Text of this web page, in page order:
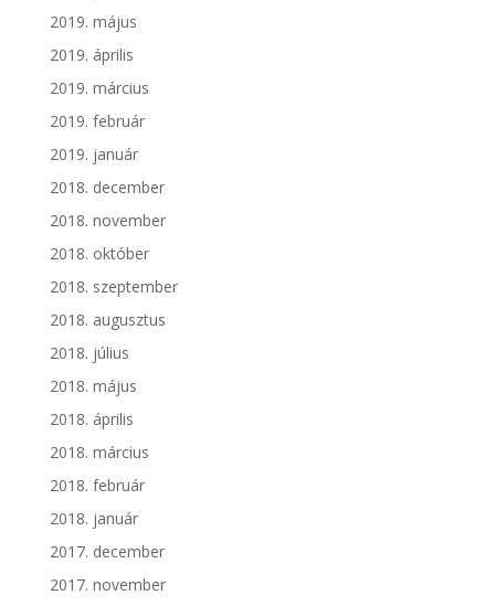
2019. május
2019. április
2019. március
2019. február
2019. január
2018. december
2018. november
2018. október
2018. szeptember
2018. augusztus
2018. július
2018. május
2018. április
2018. március
2018. február
2018. január
2017. december
2017. november